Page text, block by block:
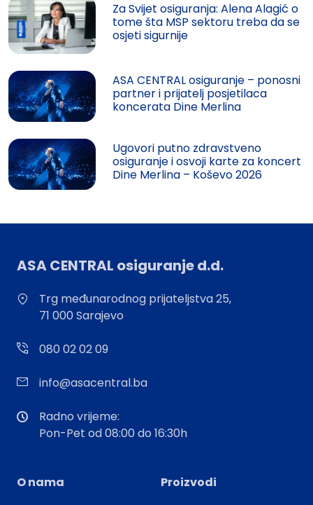
Za Svijet osiguranja: Alena Alagić o
tome šta MSP sektoru treba da se
osjeti sigurnije
ASA CENTRAL osiguranje – ponosni
partner i prijatelj posjetilaca
koncerata Dine Merlina
Ugovori putno zdravstveno
osiguranje i osvoji karte za koncert
Dine Merlina – Koševo 2026
ASA CENTRAL osiguranje d.d.
Trg međunarodnog prijateljstva 25,
71 000 Sarajevo
080 02 02 09
info@asacentral.ba
Radno vrijeme:
Pon-Pet od 08:00 do 16:30h
O nama
Proizvodi